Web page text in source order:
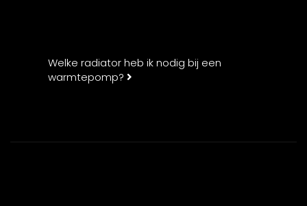
Welke radiator heb ik nodig bij een
warmtepomp?